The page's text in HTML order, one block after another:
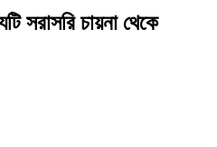
সরাসরি চায়না থেকে